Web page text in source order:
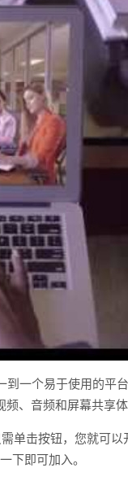
一个易于使用的平
频、音频和屏幕共享
单击按钮，您就可
下即可加入。